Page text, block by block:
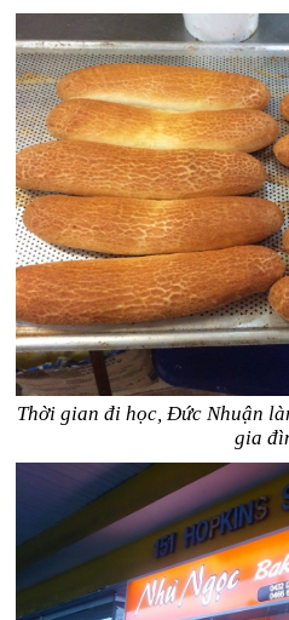
Thời gian đi học, Đức Nhuận
gia